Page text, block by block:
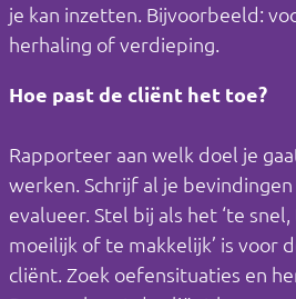
je kan inzetten. Bijvoorbeeld:
herhaling of verdieping.
Hoe past de cliënt het toe?
Rapporteer aan welk doel je
werken. Schrijf al je
evalueer. Stel bij als het ‘te snel,
moeilijk of te makkelijk’ is voor
cliënt. Zoek oefensituaties en